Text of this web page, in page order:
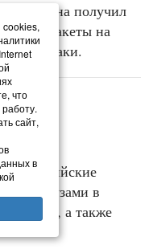
мужчина получил
ракеты на
атаки.
российские
грузами в
моря, а также
что
сайт,
в